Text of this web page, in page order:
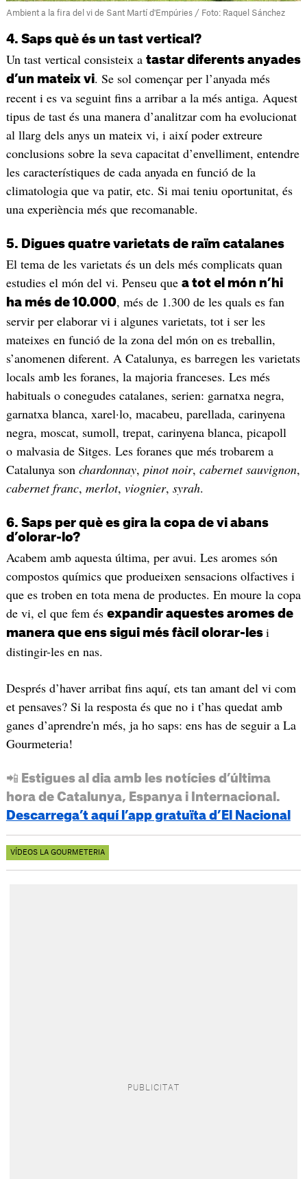
Ambient a la fira del vi de Sant Martí d'Empúries / Foto: Raquel Sánchez
4. Saps què és un tast vertical?
Un tast vertical consisteix a tastar diferents anyades
d’un mateix vi. Se sol començar per l’anyada més
recent i es va seguint fins a arribar a la més antiga. Aquest
tipus de tast és una manera d’analitzar com ha evolucionat
al llarg dels anys un mateix vi, i així poder extreure
conclusions sobre la seva capacitat d’envelliment, entendre
les característiques de cada anyada en funció de la
climatologia que va patir, etc. Si mai teniu oportunitat, és
una experiència més que recomanable.
5. Digues quatre varietats de raïm catalanes
El tema de les varietats és un dels més complicats quan
estudies el món del vi. Penseu que a tot el món n’hi
ha més de 10.000, més de 1.300 de les quals es fan
servir per elaborar vi i algunes varietats, tot i ser les
mateixes en funció de la zona del món on es treballin,
s’anomenen diferent. A Catalunya, es barregen les varietats
locals amb les foranes, la majoria franceses. Les més
habituals o conegudes catalanes, serien: garnatxa negra,
garnatxa blanca, xarel·lo, macabeu, parellada, carinyena
negra, moscat, sumoll, trepat, carinyena blanca, picapoll
o malvasia de Sitges. Les foranes que més trobarem a
Catalunya son chardonnay, pinot noir, cabernet sauvignon,
cabernet franc, merlot, viognier, syrah.
6. Saps per què es gira la copa de vi abans
d’olorar-lo?
Acabem amb aquesta última, per avui. Les aromes són
compostos químics que produeixen sensacions olfactives i
que es troben en tota mena de productes. En moure la copa
de vi, el que fem és expandir aquestes aromes de
manera que ens sigui més fàcil olorar-les i
distingir-les en nas.
Després d’haver arribat fins aquí, ets tan amant del vi com
et pensaves? Si la resposta és que no i t’has quedat amb
ganes d’aprendre'n més, ja ho saps: ens has de seguir a La
Gourmeteria!
📲 Estigues al dia amb les notícies d’última
hora de Catalunya, Espanya i Internacional.
Descarrega’t aquí l’app gratuïta d’El Nacional
VÍDEOS LA GOURMETERIA